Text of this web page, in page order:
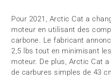
Pour 2021, Arctic Cat a
moteur en utilisant des
carbone. Le fabricant
2,5 lbs tout en minimisant
moteur. De plus, Arctic Cat
de carbures simples de 43